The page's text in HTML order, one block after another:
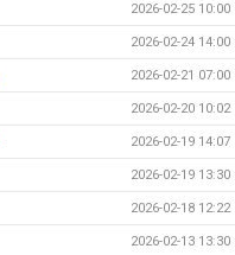
2026-02-25 10:00
2026-02-24 14:00
2026-02-21 07:00
2026-02-20 10:02
2026-02-19 14:07
2026-02-19 13:30
2026-02-18 12:22
2026-02-13 13:30